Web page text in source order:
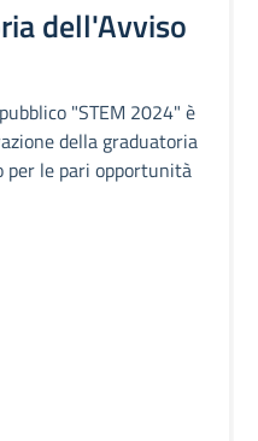
dell'Avviso
"STEM 2024" è
della graduatoria
per le pari opportunità